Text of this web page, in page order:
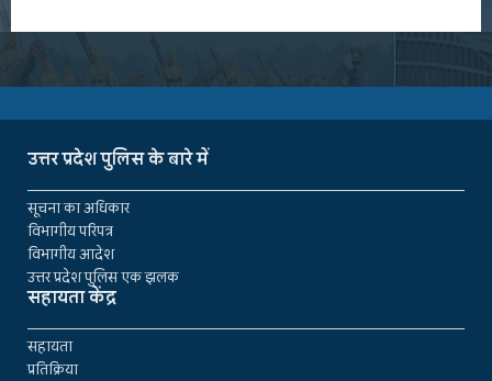
उत्तर प्रदेश पुलिस के बारे में
सूचना का अधिकार
विभागीय परिपत्र
विभागीय आदेश
उत्तर प्रदेश पुलिस एक झलक
सहायता केंद्र
सहायता
प्रतिक्रिया